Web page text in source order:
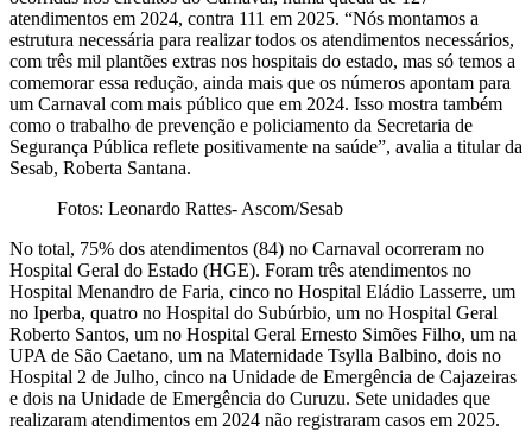
atendimentos em 2024, contra 111 em 2025. “Nós montamos a
estrutura necessária para realizar todos os atendimentos necessários,
com três mil plantões extras nos hospitais do estado, mas só temos a
comemorar essa redução, ainda mais que os números apontam para
um Carnaval com mais público que em 2024. Isso mostra também
como o trabalho de prevenção e policiamento da Secretaria de
Segurança Pública reflete positivamente na saúde”, avalia a titular da
Sesab, Roberta Santana.
Fotos: Leonardo Rattes- Ascom/Sesab
No total, 75% dos atendimentos (84) no Carnaval ocorreram no
Hospital Geral do Estado (HGE). Foram três atendimentos no
Hospital Menandro de Faria, cinco no Hospital Eládio Lasserre, um
no Iperba, quatro no Hospital do Subúrbio, um no Hospital Geral
Roberto Santos, um no Hospital Geral Ernesto Simões Filho, um na
UPA de São Caetano, um na Maternidade Tsylla Balbino, dois no
Hospital 2 de Julho, cinco na Unidade de Emergência de Cajazeiras
e dois na Unidade de Emergência do Curuzu. Sete unidades que
realizaram atendimentos em 2024 não registraram casos em 2025.